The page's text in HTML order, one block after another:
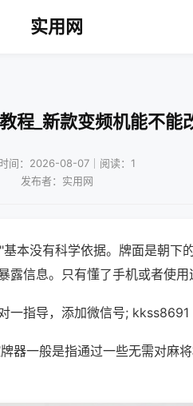
实用网
程_新款变频机能不能
间：2026-08-07｜阅读：1
发布者：实用网
本没有科学依据。牌面是朝下
信息。只有懂了手机或者使用
一指导，添加微信号; kkss8691
器一般是指通过一些无需对麻